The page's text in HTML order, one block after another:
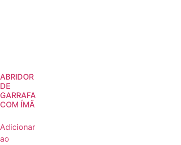
ABRIDOR
DE
GARRAFA
COM ÍMÃ
Adicionar
ao